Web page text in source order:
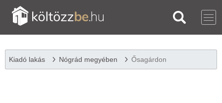
Kiadó lakás Nógrád megyében Ősagárdon